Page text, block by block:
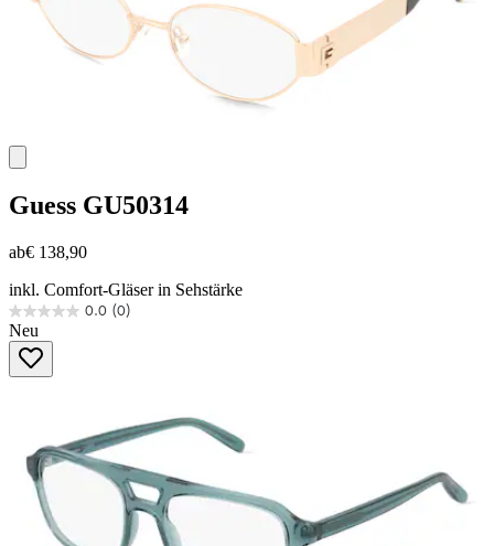
Guess GU50314
ab€ 138,90
inkl. Comfort-Gläser in Sehstärke
0.0 (0)
0.0
von
Sternen.
Neu